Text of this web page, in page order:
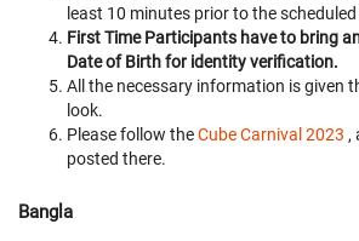
least 10 minutes prior to the
First Time Participants have to bring
Date of Birth for identity verification.
All the necessary information is given
look.
Please follow theCube Carnival 2023 ,
posted there.
Bangla